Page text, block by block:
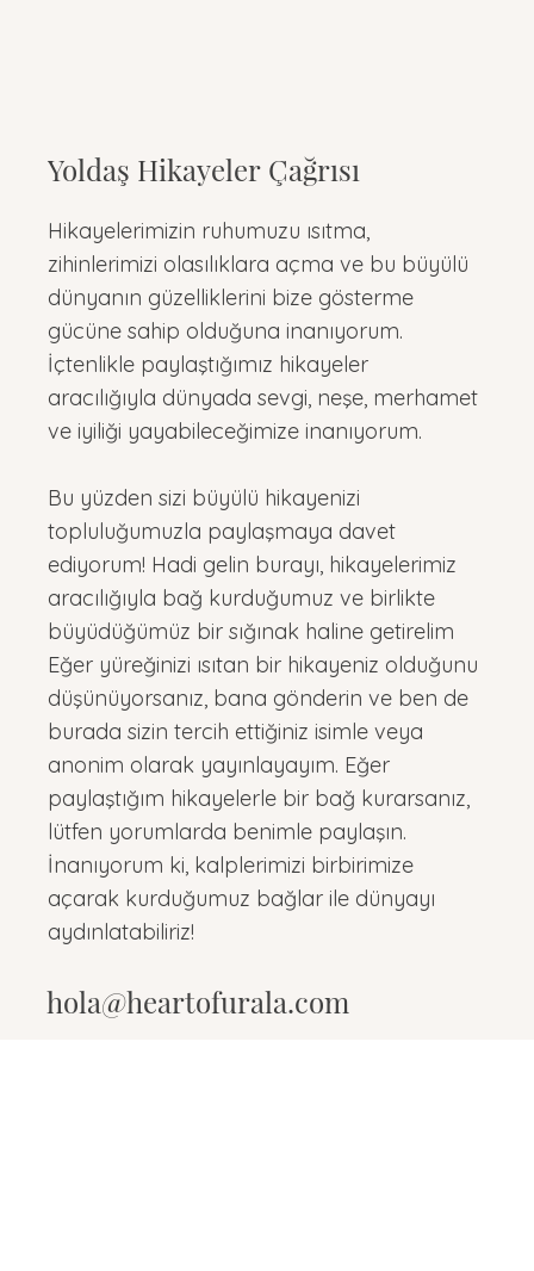
Yoldaş Hikayeler Çağrısı
Hikayelerimizin ruhumuzu ısıtma,
zihinlerimizi olasılıklara açma ve bu büyülü
dünyanın güzelliklerini bize gösterme
gücüne sahip olduğuna inanıyorum.
İçtenlikle paylaştığımız hikayeler
aracılığıyla dünyada sevgi, neşe, merhamet
ve iyiliği yayabileceğimize inanıyorum.
Bu yüzden sizi büyülü hikayenizi
topluluğumuzla paylaşmaya davet
ediyorum! Hadi gelin burayı, hikayelerimiz
aracılığıyla bağ kurduğumuz ve birlikte
büyüdüğümüz bir sığınak haline getirelim
Eğer yüreğinizi ısıtan bir hikayeniz olduğunu
düşünüyorsanız, bana gönderin ve ben de
burada sizin tercih ettiğiniz isimle veya
anonim olarak yayınlayayım. Eğer
paylaştığım hikayelerle bir bağ kurarsanız,
lütfen yorumlarda benimle paylaşın.
İnanıyorum ki, kalplerimizi birbirimize
açarak kurduğumuz bağlar ile dünyayı
aydınlatabiliriz!
hola@heartofurala.com